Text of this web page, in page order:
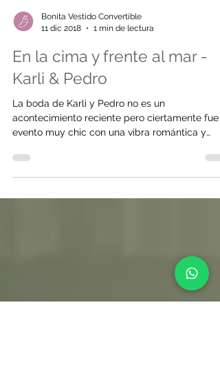
Bonita Vestido Convertible
11 dic 2018
1 min de lectura
En la cima y frente al mar -
Karli & Pedro
La boda de Karli y Pedro no es un
atemporal....